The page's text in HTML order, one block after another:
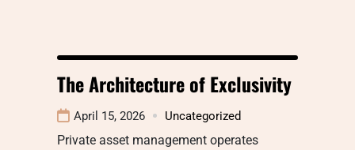
The Architecture of Exclusivity
April 15, 2026 Uncategorized
Private asset management operates